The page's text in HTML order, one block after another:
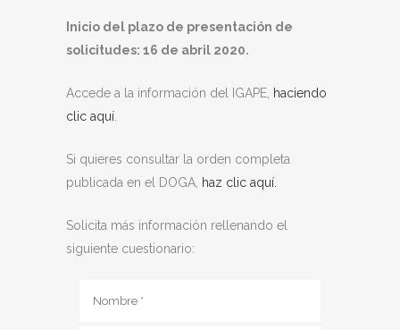
Inicio del plazo de presentación de
solicitudes: 16 de abril 2020.
Accede a la información del IGAPE, haciendo
clic aquí
Si quieres consultar la orden completa
publicada en el DOGA, haz clic aquí.
Solicita más información rellenando el
siguiente cuestionario: